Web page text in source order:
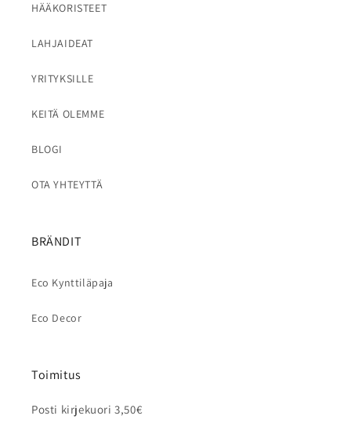
HÄÄKORISTEET
LAHJAIDEAT
YRITYKSILLE
KEITÄ OLEMME
BLOGI
OTA YHTEYTTÄ
BRÄNDIT
Eco Kynttiläpaja
Eco Decor
Toimitus
Posti kirjekuori 3,50€